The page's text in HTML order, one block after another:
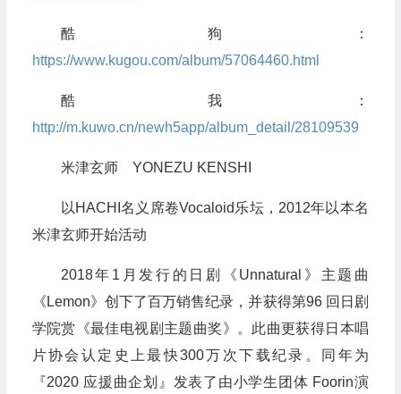
酷狗：
https://www.kugou.com/album/57064460.html
酷我：
http://m.kuwo.cn/newh5app/album_detail/28109539
米津玄师 YONEZU KENSHI
以HACHI名义席卷Vocaloid乐坛，2012年以本名
米津玄师开始活动
2018年1月发行的日剧《Unnatural》主题曲
《Lemon》创下了百万销售纪录，并获得第96 回日剧
学院赏《最佳电视剧主题曲奖》。此曲更获得日本唱
片协会认定史上最快300万次下载纪录。同年为
『2020 应援曲企划』发表了由小学生团体 Foorin演